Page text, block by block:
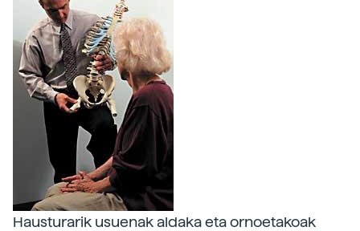
Hausturarik usuenak aldaka eta ornoetakoak